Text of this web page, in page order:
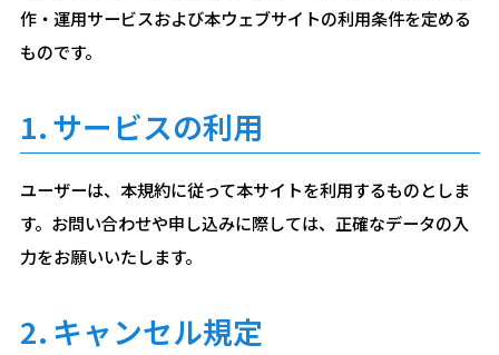
作・運用サービスおよび本ウェブサイトの利用条件を定める
ものです。
1.サービスの利用
ユーザーは、本規約に従って本サイトを利用するものとしま
す。お問い合わせや申し込みに際しては、正確なデータの入
力をお願いいたします。
2. キャンセル規定